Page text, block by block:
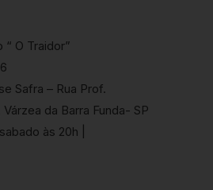
“ O Traidor”
Safra – Rua Prof.
da Barra Funda- SP
às 20h |